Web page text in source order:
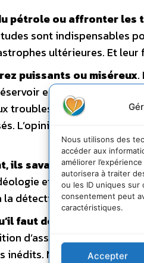
Nous utilisons des
accéder aux
améliorer
autorisera à traiter
ou les ID uniques
consentement peut
caractéristiques.
Accepter
pétrole ou affronter les
sont indispensables
ultérieures. Et
puissants ou miséreux.
entreposé dans
troubles respiratoires
L’opinion publique
ils savaient.
et au profit
détection d’indices
faut démocratiser
d’associer partout
inédits. Mais son